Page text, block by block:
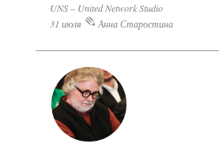
UNS – United Network Studio
31 июля
Анна Старостина